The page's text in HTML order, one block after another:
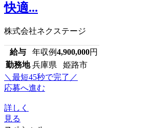
快適...
株式会社ネクステージ
給与 年収例4,900,000円
勤務地 兵庫県 姫路市
＼最短45秒で完了／
応募へ進む
詳しく
見る